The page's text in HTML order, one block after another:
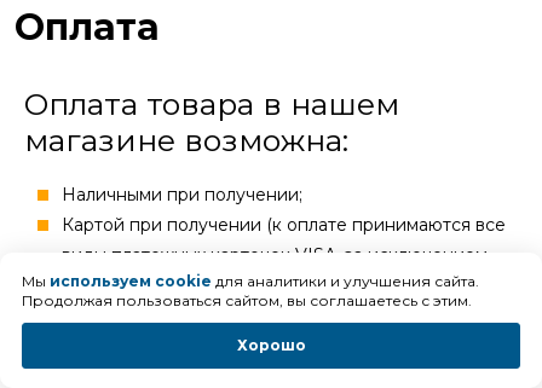
Оплата
Оплата товара в нашем
магазине возможна:
Наличными при получении;
Картой при получении (к оплате принимаются все
виды платежных карточек VISA, за исключением
Visa Electron, так как в большинстве случаев она не
применима для оплаты через интернет, за
исключением карт, выпущенных отдельными
банками);
Мы используем cookie для аналитики и улучшения сайта.
Продолжая пользоваться сайтом, вы соглашаетесь с этим.
Хорошо